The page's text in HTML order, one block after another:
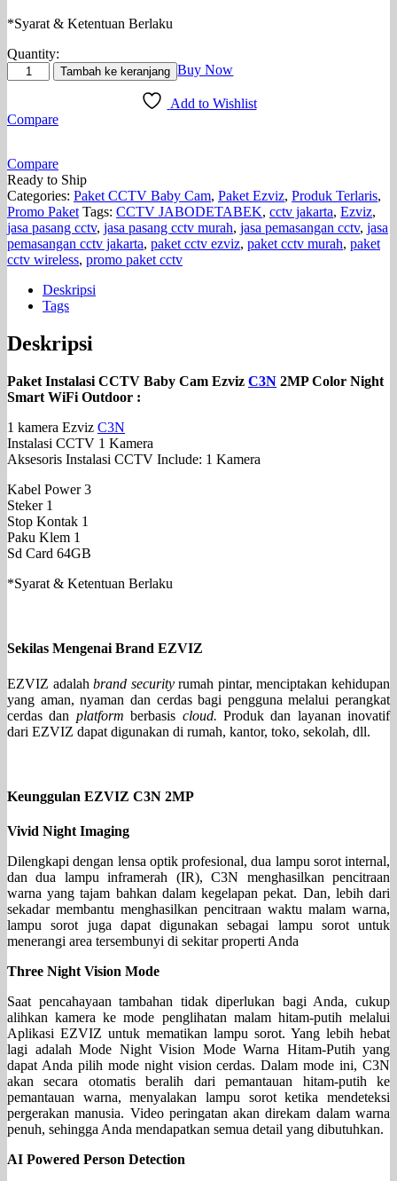
*Syarat & Ketentuan Berlaku
Quantity:
Kuantitas
Paket
CCTV
Ezviz
C3N
2MP
Color
Night
Smart
WiFi
Tambah ke keranjang Buy Now
Add to Wishlist
Compare
Compare
Ready to Ship
Categories: Paket CCTV Baby Cam, Paket Ezviz, Produk Terlaris,
Promo Paket Tags: CCTV JABODETABEK, cctv jakarta, Ezviz,
jasa pasang cctv, jasa pasang cctv murah, jasa pemasangan cctv, jasa
pemasangan cctv jakarta, paket cctv ezviz, paket cctv murah, paket
cctv wireless, promo paket cctv
Deskripsi
Tags
Deskripsi
Paket Instalasi CCTV Baby Cam Ezviz C3N 2MP Color Night
Smart WiFi Outdoor :
1 kamera Ezviz C3N
Instalasi CCTV 1 Kamera
Aksesoris Instalasi CCTV Include: 1 Kamera
Kabel Power 3
Steker 1
Stop Kontak 1
Paku Klem 1
Sd Card 64GB
*Syarat & Ketentuan Berlaku
Sekilas Mengenai Brand EZVIZ
EZVIZ adalahbrand securityrumah pintar, menciptakan kehidupan
yang aman, nyaman dan cerdas bagi pengguna melalui perangkat
cerdas dan platform berbasis cloud. Produk dan layanan inovatif
dari EZVIZ dapat digunakan di rumah, kantor, toko, sekolah, dll.
Keunggulan EZVIZ C3N 2MP
Vivid Night Imaging
Dilengkapi dengan lensa optik profesional, dua lampu sorot internal,
dan dua lampu inframerah (IR), C3N menghasilkan pencitraan
warna yang tajam bahkan dalam kegelapan pekat. Dan, lebih dari
sekadar membantu menghasilkan pencitraan waktu malam warna,
lampu sorot juga dapat digunakan sebagai lampu sorot untuk
menerangi area tersembunyi di sekitar properti Anda
Three Night Vision Mode
Saat pencahayaan tambahan tidak diperlukan bagi Anda, cukup
alihkan kamera ke mode penglihatan malam hitam-putih melalui
Aplikasi EZVIZ untuk mematikan lampu sorot. Yang lebih hebat
lagi adalah Mode Night Vision Mode Warna Hitam-Putih yang
dapat Anda pilih mode night vision cerdas. Dalam mode ini, C3N
akan secara otomatis beralih dari pemantauan hitam-putih ke
pemantauan warna, menyalakan lampu sorot ketika mendeteksi
pergerakan manusia. Video peringatan akan direkam dalam warna
penuh, sehingga Anda mendapatkan semua detail yang dibutuhkan.
AI Powered Person Detection